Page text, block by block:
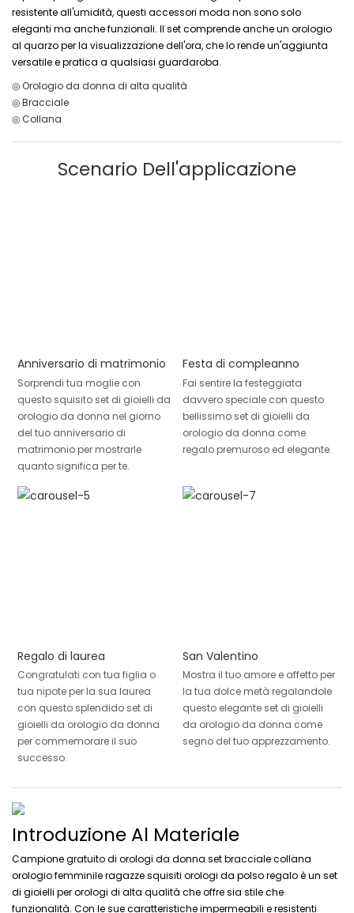
resistente all'umidità, questi accessori moda non sono solo
eleganti ma anche funzionali. Il set comprende anche un orologio
al quarzo per la visualizzazione dell'ora, che lo rende un'aggiunta
versatile e pratica a qualsiasi guardaroba.
◎ Orologio da donna di alta qualità
◎ Bracciale
◎ Collana
Scenario Dell'applicazione
Anniversario di matrimonio
Sorprendi tua moglie con
questo squisito set di gioielli da
orologio da donna nel giorno
del tuo anniversario di
matrimonio per mostrarle
quanto significa per te.
Festa di compleanno
Fai sentire la festeggiata
davvero speciale con questo
bellissimo set di gioielli da
orologio da donna come
regalo premuroso ed elegante.
Regalo di laurea
Congratulati con tua figlia o
tua nipote per la sua laurea
con questo splendido set di
gioielli da orologio da donna
per commemorare il suo
successo.
San Valentino
Mostra il tuo amore e affetto per
la tua dolce metà regalandole
questo elegante set di gioielli
da orologio da donna come
segno del tuo apprezzamento.
Introduzione Al Materiale
Campione gratuito di orologi da donna set bracciale collana
orologio femminile ragazze squisiti orologi da polso regalo è un set
di gioielli per orologi di alta qualità che offre sia stile che
funzionalità. Con le sue caratteristiche impermeabili e resistenti